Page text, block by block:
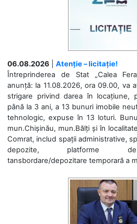
06.08.2026
Atenție – licitație!
Întreprinderea de Stat „Calea
anunță: la 11.08.2026, ora 09.00, va
strigare privind darea în locațiune,
până la 3 ani, a 13 bunuri imobile
tehnologic, expuse în 13 loturi.
mun.Chișinău, mun.Bălți și în
Comrat, includ spații administrative,
depozite, platforme
tansbordare/depozitare temporară a